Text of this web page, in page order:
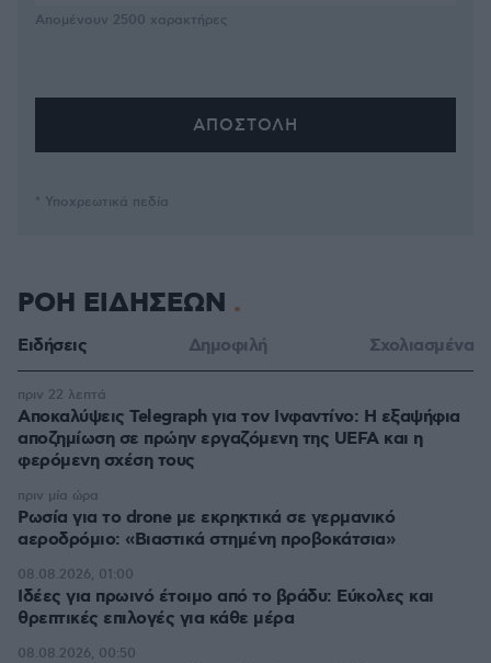
Απομένουν 2500 χαρακτήρες
* Υποχρεωτικά πεδία
ΡΟΗ ΕΙΔΗΣΕΩΝ
Ειδήσεις Δημοφιλή Σχολιασμένα
Αποκαλύψεις Telegraph για τον Ινφαντίνο: Η εξαψήφια
αποζημίωση σε πρώην εργαζόμενη της UEFA και η
φερόμενη σχέση τους
πριν 22 λεπτά
Ρωσία για το drone με εκρηκτικά σε γερμανικό
αεροδρόμιο: «Βιαστικά στημένη προβοκάτσια»
πριν μία ώρα
Ιδέες για πρωινό έτοιμο από το βράδυ: Εύκολες και
θρεπτικές επιλογές για κάθε μέρα
08.08.2026, 01:00
08.08.2026, 00:50